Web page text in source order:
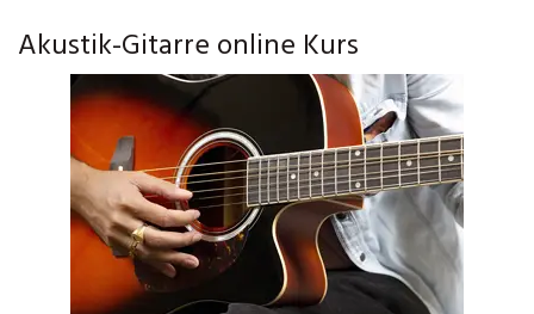
Akustik-Gitarre online Kurs